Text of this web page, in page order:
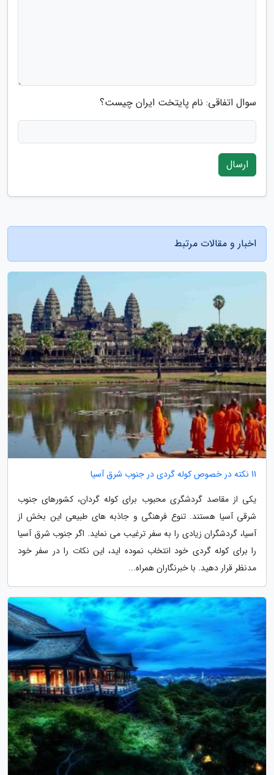
سوال اتفاقی: نام پایتخت ایران چیست؟
ارسال
اخبار و مقالات مرتبط
11 نکته در خصوص کوله گردی در جنوب شرق آسیا
یکی از مقاصد گردشگری محبوب برای کوله گردان، کشورهای جنوب
شرقی آسیا هستند. تنوع فرهنگی و جاذبه های طبیعی این بخش از
آسیا، گردشگران زیادی را به سفر ترغیب می نماید. اگر جنوب شرق آسیا
را برای کوله گردی خود انتخاب نموده اید، این نکات را در سفر خود
مدنظر قرار دهید. با خبرنگاران همراه...